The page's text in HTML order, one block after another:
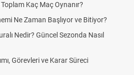
Skor Ne Demek? Sporda Skor ve Sonuç
Futbol Nasıl Oynanır? Temel Futbol
Deplasman Golü Kuralı Nedir? Hangi
DGS Sonuçları Ne Zaman Açıklanacak